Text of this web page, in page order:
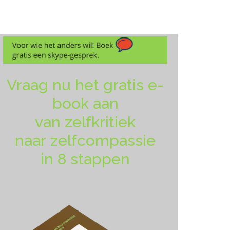
Vraag nu het gratis e-
book aan
van zelfkritiek
naar zelfcompassie
in 8 stappen